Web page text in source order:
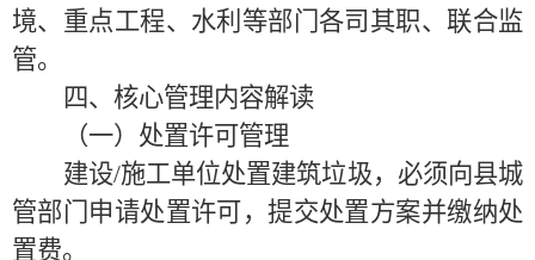
境、重点工程、水利等部门各司其职、联合监
管。
四、核心管理内容解读
（一）处置许可管理
建设/施工单位处置建筑垃圾，必须向县城
管部门申请处置许可，提交处置方案并缴纳处
置费。